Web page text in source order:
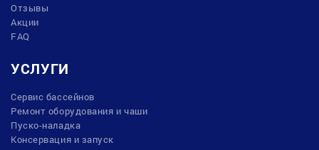
Отзывы
Акции
FAQ
УСЛУГИ
Сервис бассейнов
Ремонт оборудования и чаши
Пуско-наладка
Консервация и запуск